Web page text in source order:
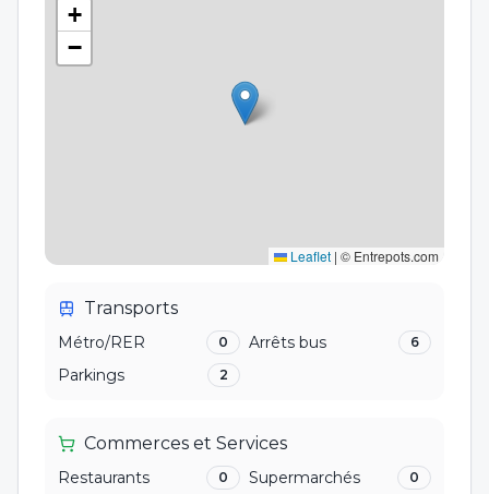
+
−
Leaflet | © Entrepots.com
Transports
Métro/RER 0 Arrêts bus 6
Parkings 2
Commerces et Services
Restaurants 0 Supermarchés 0